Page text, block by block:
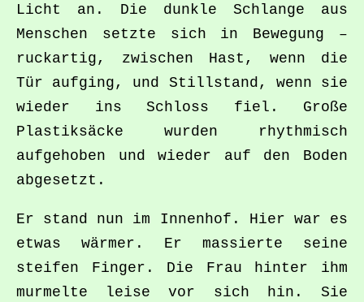
Licht an. Die dunkle Schlange aus
Menschen setzte sich in Bewegung –
ruckartig, zwischen Hast, wenn die
Tür aufging, und Stillstand, wenn sie
wieder ins Schloss fiel. Große
Plastiksäcke wurden rhythmisch
aufgehoben und wieder auf den Boden
abgesetzt.
Er stand nun im Innenhof. Hier war es
etwas wärmer. Er massierte seine
steifen Finger. Die Frau hinter ihm
murmelte leise vor sich hin. Sie